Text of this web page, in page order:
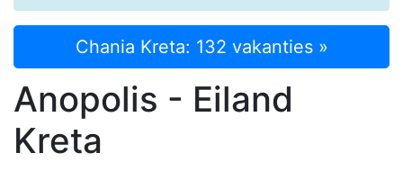
Chania Kreta: 132 vakanties »
Anopolis - Eiland
Kreta